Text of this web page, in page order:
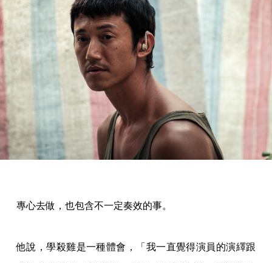
專心去做，也包含不一定奏效的事。
他說，學殺雞是一種體會，「我一直覺得演員的演繹跟